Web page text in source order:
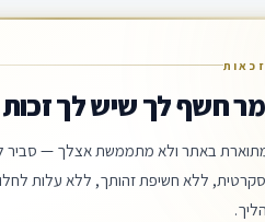
חשף לך שיש לך
באתר ולא מתממשת אצלך — סביר
ללא חשיפת זהותך, ללא עלות